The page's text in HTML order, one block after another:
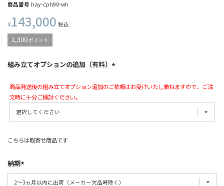
商品番号 hay-cph90-wh
¥143,000 税込
1,300ポイント
組み立てオプションの追加（有料）
商品発送後の組み立てオプション追加のご依頼はお受けいたし兼ねますので、ご注
文時に十分ご検討ください。
こちらは取寄せ商品です
納期